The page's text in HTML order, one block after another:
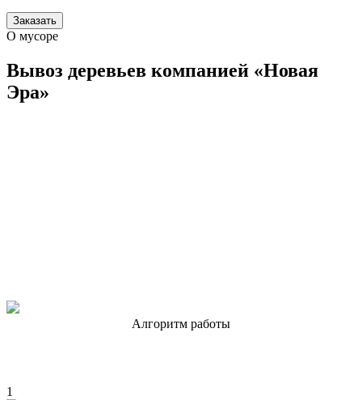
Заказать
О мусоре
Вывоз деревьев компанией «Новая
Эра»
Алгоритм работы
1